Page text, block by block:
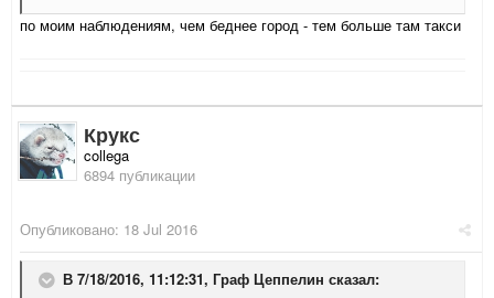
по моим наблюдениям, чем беднее город - тем больше там такси
Крукс
collega
6894 публикации
Опубликовано: 18 Jul 2016
В 7/18/2016, 11:12:31, Граф Цеппелин сказал: